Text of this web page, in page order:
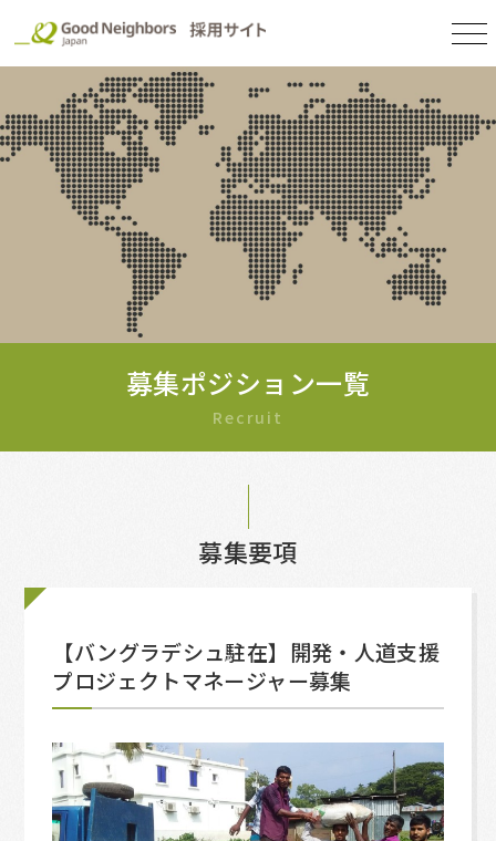
募集ポジション一覧
Recruit
募集要項
【バングラデシュ駐在】開発・人道支援
プロジェクトマネージャー募集